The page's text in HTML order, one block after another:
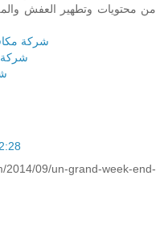
من محتويات وتطهير العفش
شركة
2014/09/un-grand-week-end-